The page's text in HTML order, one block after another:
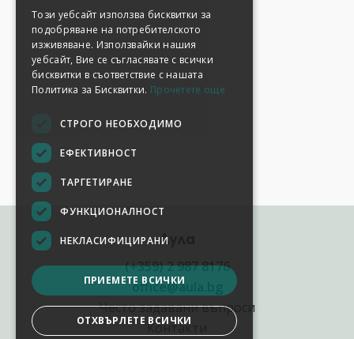
Аула
(+359) 2 987 8176
office@aula.bg
Често задавани въпроси
Контакти
Този уебсайт използва бисквитки за
подобряване на потребителското
изживяване. Използвайки нашия
уебсайт, Вие се съгласявате с всички
бисквитки в съответствие с нашата
Политика за Бисквитки. Прочетете още
СТРОГО НЕОБХОДИМО
ЕФЕКТИВНОСТ
ТАРГЕТИРАНЕ
ФУНКЦИОНАЛНОСТ
НЕКЛАСИФИЦИРАНИ
ПРИЕМЕТЕ ВСИЧКИ
ОТХВЪРЛЕТЕ ВСИЧКИ